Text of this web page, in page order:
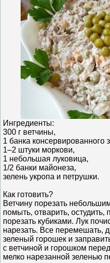
Ингредиенты:
300 г ветчины,
1 банка консервированного
1–2 штуки моркови,
1 небольшая луковица,
1/2 банки майонеза,
зелень укропа и петрушки.
Как готовить?
Ветчину порезать
помыть, отварить, остудить,
порезать кубиками. Лук
нарезать. Все перемешать,
зеленый горошек и
с ветчиной и горошком
мелко нарезанной зеленью